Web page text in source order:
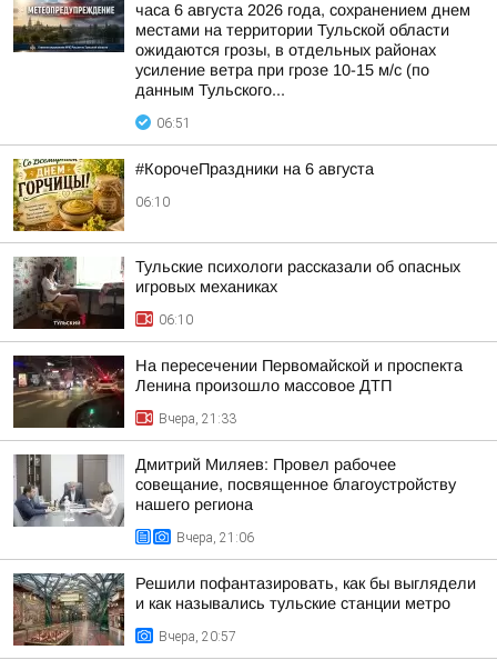
часа 6 августа 2026 года, сохранением днем
местами на территории Тульской области
ожидаются грозы, в отдельных районах
усиление ветра при грозе 10-15 м/с (по
данным Тульского...
06:51
#КорочеПраздники на 6 августа
06:10
Тульские психологи рассказали об опасных
игровых механиках
06:10
На пересечении Первомайской и проспекта
Ленина произошло массовое ДТП
Вчера, 21:33
Дмитрий Миляев: Провел рабочее
совещание, посвященное благоустройству
нашего региона
Вчера, 21:06
Решили пофантазировать, как бы выглядели
и как назывались тульские станции метро
Вчера, 20:57